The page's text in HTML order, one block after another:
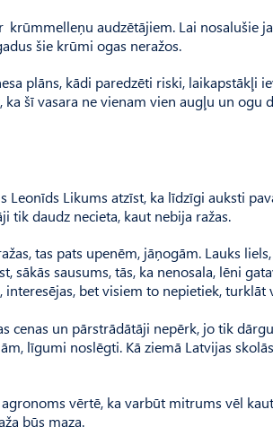
audzētājiem. Lai nosalušie
šie krūmi ogas neražos.
plāns, kādi paredzēti riski, laikapstākļi
šī vasara ne vienam vien augļu un ogu
Leonīds Likums atzīst, ka līdzīgi auksti
tik daudz necieta, kaut nebija ražas.
tas pats upenēm, jāņogām. Lauks
sausums, tās, ka nenosala, lēni
bet visiem to nepietiek, turklāt
cenas un pārstrādātāji nepērk, jo tik
līgumi noslēgti. Kā ziemā Latvijas
vērtē, ka varbūt mitrums vēl
būs maza.